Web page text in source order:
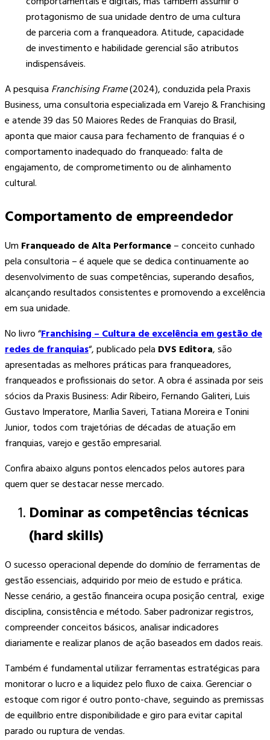
protagonismo de sua unidade dentro de uma cultura
de parceria com a franqueadora. Atitude, capacidade
de investimento e habilidade gerencial são atributos
indispensáveis.
A pesquisa Franchising Frame(2024), conduzida pela Praxis
Business, uma consultoria especializada em Varejo & Franchising
e atende 39 das 50 Maiores Redes de Franquias do Brasil,
aponta que maior causa para fechamento de franquias é o
comportamento inadequado do franqueado: falta de
engajamento, de comprometimento ou de alinhamento
cultural.
Comportamento de empreendedor
Um Franqueado de Alta Performance– conceito cunhado
pela consultoria – é aquele que se dedica continuamente ao
desenvolvimento de suas competências, superando desafios,
alcançando resultados consistentes e promovendo a excelência
em sua unidade.
No livro “Franchising – Cultura de excelência em gestão de
redes de franquias“, publicado pela DVS Editora, são
apresentadas as melhores práticas para franqueadores,
franqueados e profissionais do setor. A obra é assinada por seis
sócios da Praxis Business: Adir Ribeiro, Fernando Galiteri, Luis
Gustavo Imperatore, Marília Saveri, Tatiana Moreira e Tonini
Junior, todos com trajetórias de décadas de atuação em
franquias, varejo e gestão empresarial.
Confira abaixo alguns pontos elencados pelos autores para
quem quer se destacar nesse mercado.
Dominar as competências técnicas
(hard skills)
O sucesso operacional depende do domínio de ferramentas de
gestão essenciais, adquirido por meio de estudo e prática.
Nesse cenário, a gestão financeira ocupa posição central, exige
disciplina, consistência e método. Saber padronizar registros,
compreender conceitos básicos, analisar indicadores
diariamente e realizar planos de ação baseados em dados reais.
Também é fundamental utilizar ferramentas estratégicas para
monitorar o lucro e a liquidez pelo fluxo de caixa. Gerenciar o
estoque com rigor é outro ponto-chave, seguindo as premissas
de equilíbrio entre disponibilidade e giro para evitar capital
parado ou ruptura de vendas.